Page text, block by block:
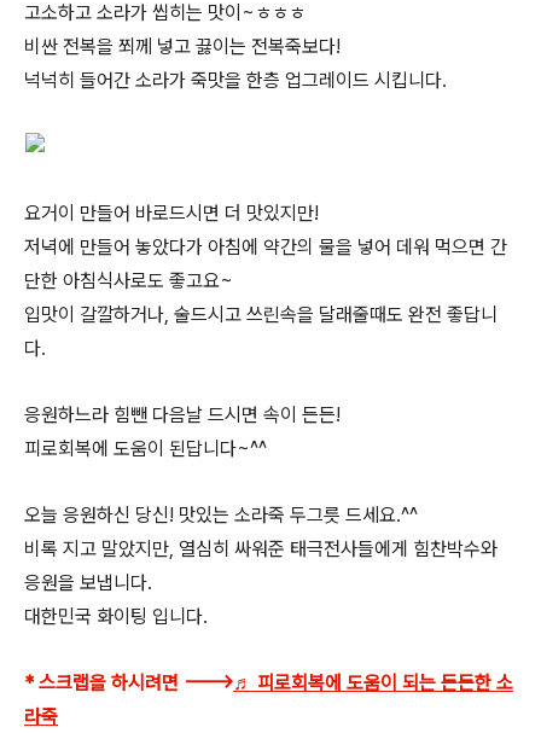
고소하고 소라가 씹히는 맛이~ㅎㅎㅎ
비싼 전복을 쬐께 넣고 끓이는 전복죽보다!
넉넉히 들어간 소라가 죽맛을 한층 업그레이드 시킵니다.
요거이 만들어 바로드시면 더 맛있지만!
저녁에 만들어 놓았다가 아침에 약간의 물을 넣어 데워 먹으면 간
단한 아침식사로도 좋고요~
입맛이 갈깔하거나, 술드시고 쓰린속을 달래줄때도 완전 좋답니
다.
응원하느라 힘뺀 다음날 드시면 속이 든든!
피로회복에 도움이 된답니다~^^
오늘 응원하신 당신! 맛있는 소라죽 두그릇 드세요.^^
비록 지고 말았지만, 열심히 싸워준 태극전사들에게 힘찬박수와
응원을 보냅니다.
대한민국 화이팅 입니다.
* 스크랩을 하시려면 --->♬ 피로회복에 도움이 되는 든든한 소
라죽